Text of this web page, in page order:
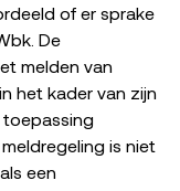
of er sprake
De
melden van
het kader van zijn
toepassing
is niet
een